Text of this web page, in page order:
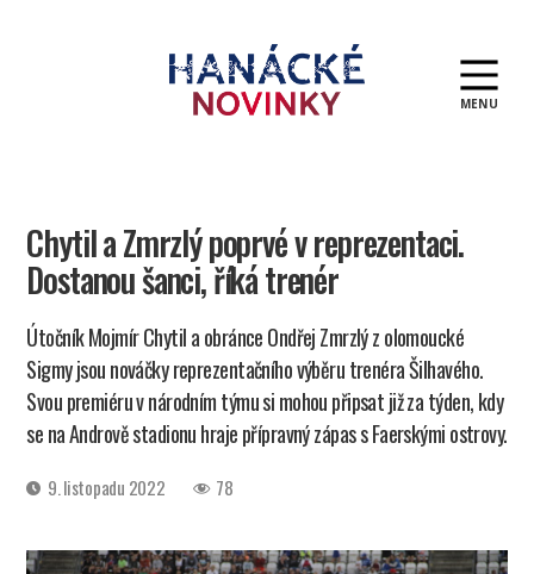
MENU
Chytil a Zmrzlý poprvé v reprezentaci.
Dostanou šanci, říká trenér
Útočník Mojmír Chytil a obránce Ondřej Zmrzlý z olomoucké
Sigmy jsou nováčky reprezentačního výběru trenéra Šilhavého.
Svou premiéru v národním týmu si mohou připsat již za týden, kdy
se na Andrově stadionu hraje přípravný zápas s Faerskými ostrovy.
Datum9. listopadu 2022 78